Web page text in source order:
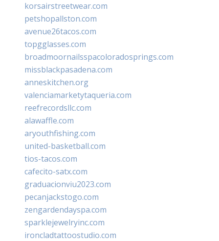
korsairstreetwear.com
petshopallston.com
avenue26tacos.com
topgglasses.com
broadmoornailsspacoloradosprings.com
missblackpasadena.com
anneskitchen.org
valenciamarketytaqueria.com
reefrecordsllc.com
alawaffle.com
aryouthfishing.com
united-basketball.com
tios-tacos.com
cafecito-satx.com
graduacionviu2023.com
pecanjackstogo.com
zengardendayspa.com
sparklejewelryinc.com
ironcladtattoostudio.com